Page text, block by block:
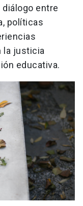
entre
políticas
la justicia
educativa.